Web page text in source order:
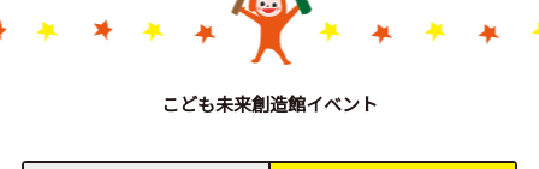
Gがくえん
お知らせこども未来創造館イベント